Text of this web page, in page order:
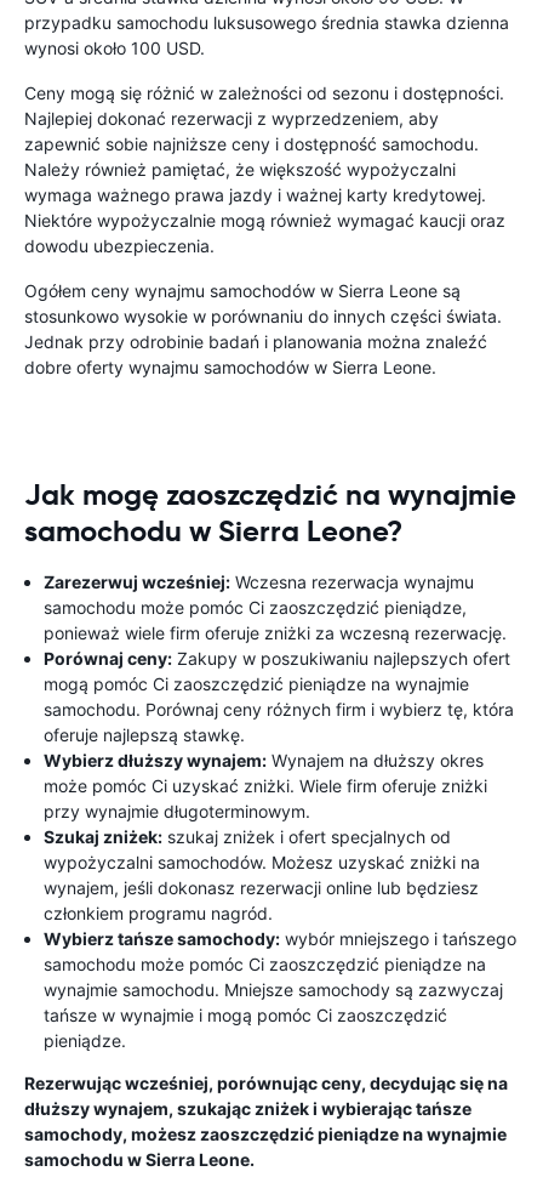
przypadku samochodu luksusowego średnia stawka dzienna
wynosi około 100 USD.
Ceny mogą się różnić w zależności od sezonu i dostępności.
Najlepiej dokonać rezerwacji z wyprzedzeniem, aby
zapewnić sobie najniższe ceny i dostępność samochodu.
Należy również pamiętać, że większość wypożyczalni
wymaga ważnego prawa jazdy i ważnej karty kredytowej.
Niektóre wypożyczalnie mogą również wymagać kaucji oraz
dowodu ubezpieczenia.
Ogółem ceny wynajmu samochodów w Sierra Leone są
stosunkowo wysokie w porównaniu do innych części świata.
Jednak przy odrobinie badań i planowania można znaleźć
dobre oferty wynajmu samochodów w Sierra Leone.
Jak mogę zaoszczędzić na wynajmie
samochodu w Sierra Leone?
Zarezerwuj wcześniej: Wczesna rezerwacja wynajmu
samochodu może pomóc Ci zaoszczędzić pieniądze,
ponieważ wiele firm oferuje zniżki za wczesną rezerwację.
Porównaj ceny: Zakupy w poszukiwaniu najlepszych ofert
mogą pomóc Ci zaoszczędzić pieniądze na wynajmie
samochodu. Porównaj ceny różnych firm i wybierz tę, która
oferuje najlepszą stawkę.
Wybierz dłuższy wynajem: Wynajem na dłuższy okres
może pomóc Ci uzyskać zniżki. Wiele firm oferuje zniżki
przy wynajmie długoterminowym.
Szukaj zniżek: szukaj zniżek i ofert specjalnych od
wypożyczalni samochodów. Możesz uzyskać zniżki na
wynajem, jeśli dokonasz rezerwacji online lub będziesz
członkiem programu nagród.
Wybierz tańsze samochody: wybór mniejszego i tańszego
samochodu może pomóc Ci zaoszczędzić pieniądze na
wynajmie samochodu. Mniejsze samochody są zazwyczaj
tańsze w wynajmie i mogą pomóc Ci zaoszczędzić
pieniądze.
Rezerwując wcześniej, porównując ceny, decydując się na
dłuższy wynajem, szukając zniżek i wybierając tańsze
samochody, możesz zaoszczędzić pieniądze na wynajmie
samochodu w Sierra Leone.